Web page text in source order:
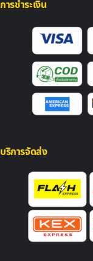
การชำระเงิน
บริการจัดส่ง